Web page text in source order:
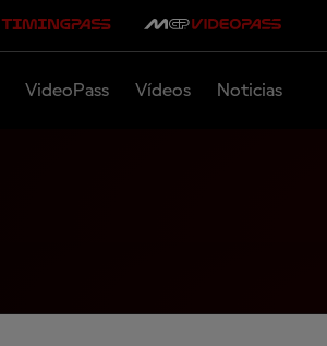
VideoPass Vídeos Noticias